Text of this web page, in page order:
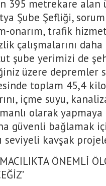
395 metrekare
Şube Şefliği,
onarım, trafik
çalışmalarını
şube yerimizi de
üzere depremler
toplam 45,4
içme suyu,
olarak yapmaya
güvenli bağlamak
seviyeli kavşak
ÖNEMLİ